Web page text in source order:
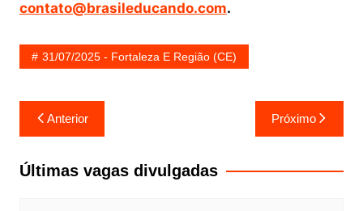
contato@brasileducando.com.
31/07/2025 - Fortaleza E Região (CE)
Navegação
de
Post
Anterior Próximo
Últimas vagas divulgadas